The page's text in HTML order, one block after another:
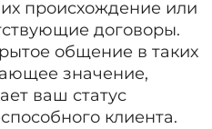
происхождение или
договоры.
общение в таких
значение,
ваш статус
клиента.